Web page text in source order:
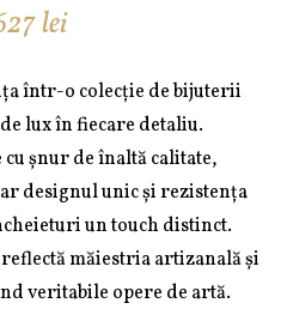
lei
într-o colecție de bijuterii
lux în fiecare detaliu.
șnur de înaltă calitate,
designul unic și rezistența
un touch distinct.
măiestria artizanală și
veritabile opere de artă.